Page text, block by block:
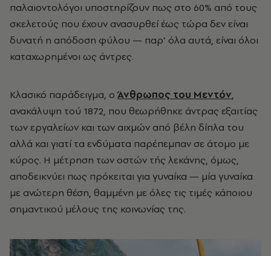
παλαιοντολόγοι υποστηρίζουν πως στο 60% από τους
σκελετούς που έχουν ανασυρθεί έως τώρα δεν είναι
δυνατή η απόδοση φύλου — παρ’ όλα αυτά, είναι όλοι
καταχωρημένοι ως άντρες.
Κλασικό παράδειγμα, ο Άνθρωπος του Μεντόν,
ανακάλυψη τού 1872, που θεωρήθηκε άντρας εξαιτίας
των εργαλείων και των αιχμών από βέλη δίπλα του
αλλά και γιατί τα ενδύματα παρέπεμπαν σε άτομο με
κύρος. Η μέτρηση των οστών τής λεκάνης, όμως,
αποδεικνύει πως πρόκειται για γυναίκα — μία γυναίκα
με ανώτερη θέση, θαμμένη με όλες τις τιμές κάποιου
σημαντικού μέλους της κοινωνίας της.